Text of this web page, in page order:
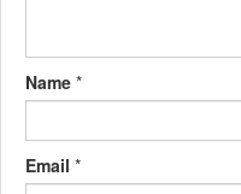
Name *
Email *